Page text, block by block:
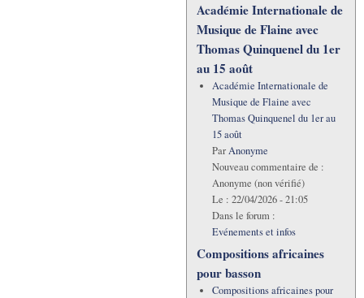
Académie Internationale de
Musique de Flaine avec
Thomas Quinquenel du 1er
au 15 août
Académie Internationale de
Musique de Flaine avec
Thomas Quinquenel du 1er au
15 août
ParAnonyme
Nouveau commentaire de :
Anonyme (non vérifié)
Le : 22/04/2026 - 21:05
Dans le forum :
Evénements et infos
Compositions africaines
pour basson
Compositions africaines pour